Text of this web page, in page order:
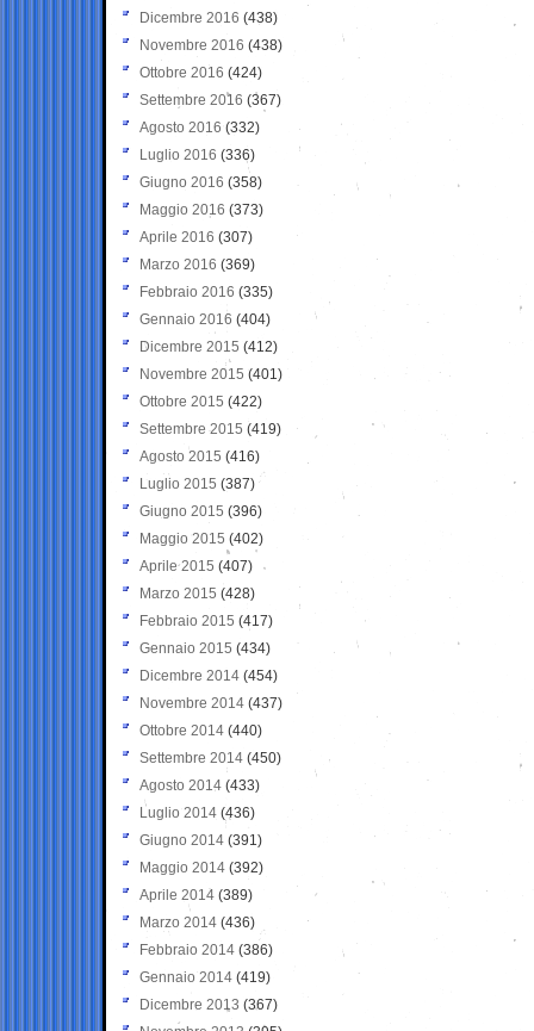
Dicembre 2016 (438)
Novembre 2016 (438)
Ottobre 2016 (424)
Settembre 2016 (367)
Agosto 2016 (332)
Luglio 2016 (336)
Giugno 2016 (358)
Maggio 2016 (373)
Aprile 2016 (307)
Marzo 2016 (369)
Febbraio 2016 (335)
Gennaio 2016 (404)
Dicembre 2015 (412)
Novembre 2015 (401)
Ottobre 2015 (422)
Settembre 2015 (419)
Agosto 2015 (416)
Luglio 2015 (387)
Giugno 2015 (396)
Maggio 2015 (402)
Aprile 2015 (407)
Marzo 2015 (428)
Febbraio 2015 (417)
Gennaio 2015 (434)
Dicembre 2014 (454)
Novembre 2014 (437)
Ottobre 2014 (440)
Settembre 2014 (450)
Agosto 2014 (433)
Luglio 2014 (436)
Giugno 2014 (391)
Maggio 2014 (392)
Aprile 2014 (389)
Marzo 2014 (436)
Febbraio 2014 (386)
Gennaio 2014 (419)
Dicembre 2013 (367)